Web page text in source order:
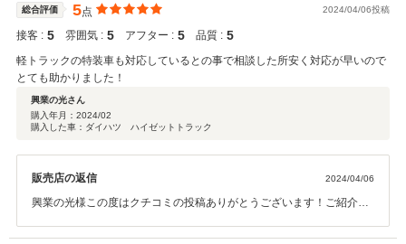
総合評価 5点 2024/04/06投稿
接客 : 5 雰囲気 : 5 アフター : 5 品質 : 5
軽トラックの特装車も対応しているとの事で相談した所安く対応が早いので
とても助かりました！
興業の光さん
購入年月： 2024/02
購入した車：ダイハツ ハイゼットトラック
販売店の返信 2024/04/06
興業の光様この度はクチコミの投稿ありがとうございます！ご紹介で
か御座いましたらお気軽にご連絡下さい(^^♪